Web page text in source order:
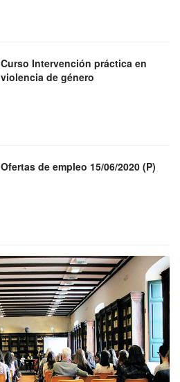
Curso Intervención práctica en
violencia de género
Ofertas de empleo 15/06/2020 (P)